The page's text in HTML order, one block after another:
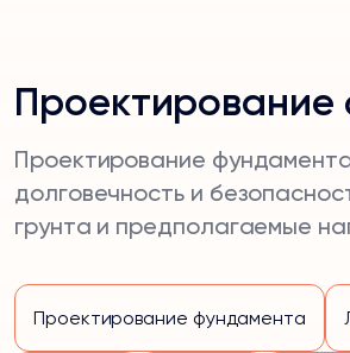
Проектирование
Проектирование
долговечность и
грунта и предполагаемые
Проектирование фундамента